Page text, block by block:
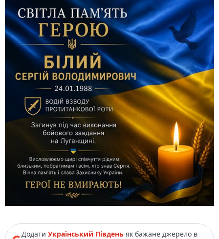
Додати Український Південь як бажане джерело в